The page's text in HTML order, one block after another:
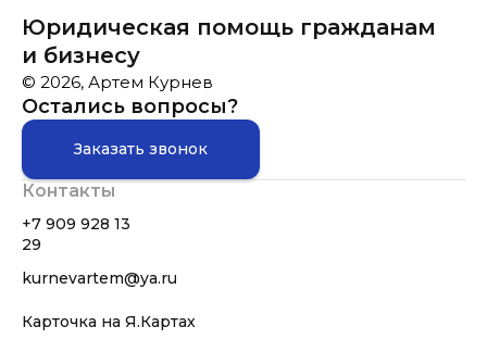
Юридическая помощь гражданам
и бизнесу
© 2026, Артем Курнев
Остались вопросы?
Заказать звонок
Контакты
+7 909 928 13
29
kurnevartem@ya.ru
Карточка на Я.Картах